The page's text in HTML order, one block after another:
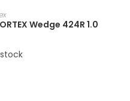
Wedge 424R 1.0